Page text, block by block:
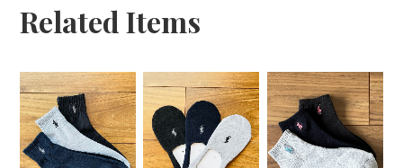
Related Items